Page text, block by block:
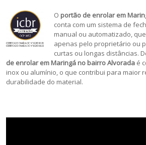
O portão de enrolar em
conta com um sistema de
manual ou automatizado,
apenas pelo proprietário ou
curtas ou longas distâncias.
de enrolar em Maringá no bairro Alvorada é
inox ou alumínio, o que contribui para maior
durabilidade do material.